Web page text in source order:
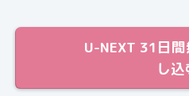
U-NEXT 31日
し込